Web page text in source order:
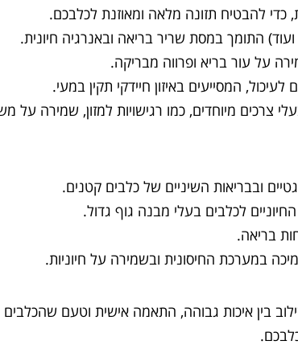
כדי להבטיח תזונה מלאה ומאוזנת לכלבכם.
התומך במסת שריר בריאה ובאנרגיה חיונית.
המסייעים באיזון חיידקי תקין במעי.
צרכים מיוחדים, כמו רגישויות למזון, שמירה על
ובבריאות השיניים של כלבים קטנים.
לכלבים בעלי מבנה גוף גדול.
בריאה.
במערכת החיסונית ובשמירה על חיוניות.
בין איכות גבוהה, התאמה אישית וטעם